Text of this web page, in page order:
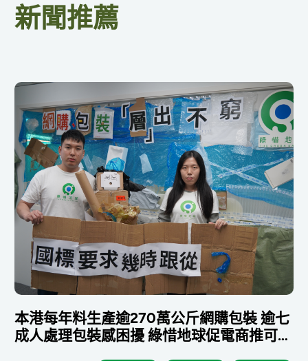
新聞推薦
本港每年料生產逾270萬公斤網購包裝 逾七
成人處理包裝感困擾 綠惜地球促電商推可重